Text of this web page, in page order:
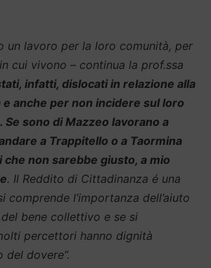
un lavoro per la loro comunità, per
cui vivono – continua la prof.ssa
infatti, dislocati in relazione alla
anche per non incidere sul loro
Se sono di Mazzeo lavorano a
a Trappitello o a Taormina
non sarebbe giusto, a mio
. Il Reddito di Cittadinanza é una
comprende l’importanza dell’aiuto
bene collettivo e se si
percettori hanno dignità
del dovere”.